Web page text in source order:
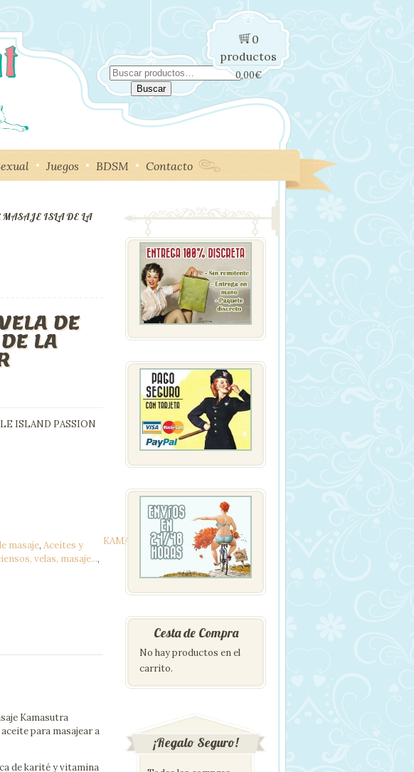
Buscar
por:
Buscar
0
productos
0,00€
Juegos BDSM Contacto
ISLA DE LA
DE
LA
ISLAND PASSION
masaje, Aceites y
velas, masaje...,
KAMASUTRA KAMASUTRA
COSMETICS
Kamasutra
para masajear a
de karité y vitamina
Cesta de Compra
No hay productos en el
carrito.
¡Regalo Seguro!